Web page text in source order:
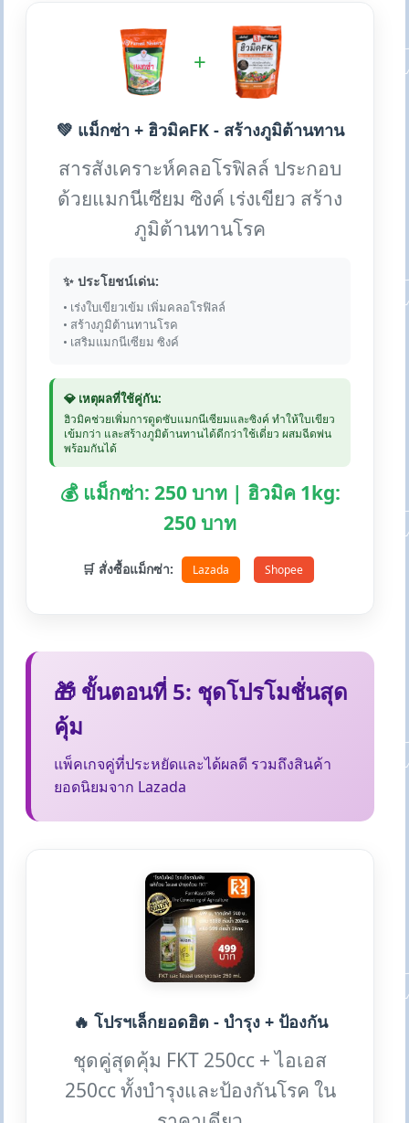
+
💚 แม็กซ่า + ฮิวมิคFK - สร้างภูมิต้านทาน
สารสังเคราะห์คลอโรฟิลล์ ประกอบ
ด้วยแมกนีเซียม ซิงค์ เร่งเขียว สร้าง
ภูมิต้านทานโรค
✨ ประโยชน์เด่น:
• เร่งใบเขียวเข้ม เพิ่มคลอโรฟิลล์
• สร้างภูมิต้านทานโรค
• เสริมแมกนีเซียม ซิงค์
💎 เหตุผลที่ใช้คู่กัน:
ฮิวมิคช่วยเพิ่มการดูดซับแมกนีเซียมและซิงค์ ทำให้ใบเขียว
เข้มกว่า และสร้างภูมิต้านทานได้ดีกว่าใช้เดี่ยว ผสมฉีดพ่น
พร้อมกันได้
💰 แม็กซ่า: 250 บาท | ฮิวมิค 1kg:
250 บาท
🛒 สั่งซื้อแม็กซ่า: Lazada Shopee
🎁 ขั้นตอนที่ 5: ชุดโปรโมชั่นสุด
คุ้ม
แพ็คเกจคู่ที่ประหยัดและได้ผลดี รวมถึงสินค้า
ยอดนิยมจาก Lazada
🔥 โปรฯเล็กยอดฮิต - บำรุง + ป้องกัน
ชุดคู่สุดคุ้ม FKT 250cc + ไอเอส
250cc ทั้งบำรุงและป้องกันโรค ใน